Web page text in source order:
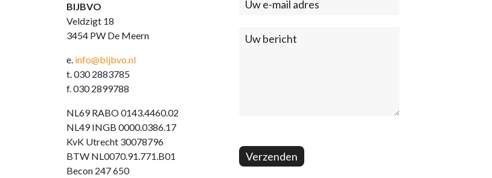
BIJBVO
Veldzigt 18
3454 PW De Meern
e. info@bijbvo.nl
t. 030 2883785
f. 030 2899788
NL69 RABO 0143.4460.02
NL49 INGB 0000.0386.17
KvK Utrecht 30078796
BTW NL0070.91.771.B01
Becon 247 650
Verzenden